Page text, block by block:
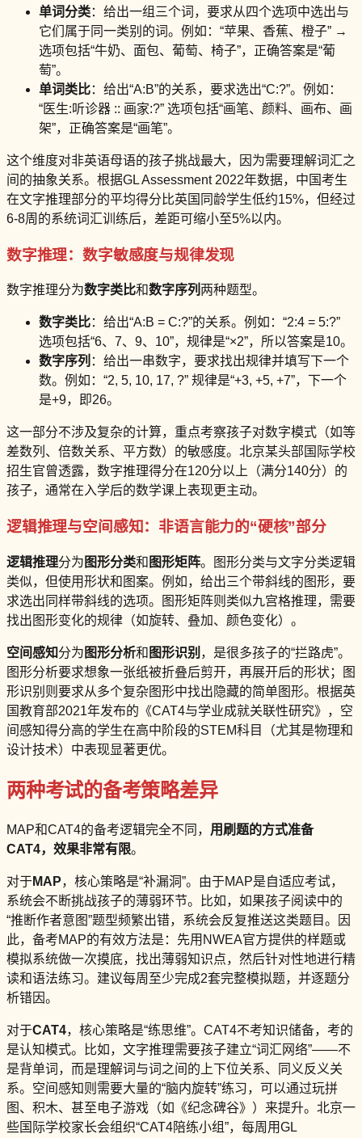
单词分类：给出一组三个词，要求从四个选项中选出与
它们属于同一类别的词。例如：“苹果、香蕉、橙子” →
选项包括“牛奶、面包、葡萄、椅子”，正确答案是“葡
萄”。
单词类比：给出“A:B”的关系，要求选出“C:?”。例如：
“医生:听诊器 :: 画家:?” 选项包括“画笔、颜料、画布、画
架”，正确答案是“画笔”。
这个维度对非英语母语的孩子挑战最大，因为需要理解词汇之
间的抽象关系。根据GL Assessment 2022年数据，中国考生
在文字推理部分的平均得分比英国同龄学生低约15%，但经过
6-8周的系统词汇训练后，差距可缩小至5%以内。
数字推理：数字敏感度与规律发现
数字推理分为数字类比和数字序列 两种题型。
数字类比：给出“A:B = C:?”的关系。例如：“2:4 = 5:?”
选项包括“6、7、9、10”，规律是“×2”，所以答案是10。
数字序列 ：给出一串数字，要求找出规律并填写下一个
数。例如：“2, 5, 10, 17, ?” 规律是“+3, +5, +7”，下一个
是+9，即26。
这一部分不涉及复杂的计算，重点考察孩子对数字模式（如等
差数列、倍数关系、平方数）的敏感度。北京某头部国际学校
招生官曾透露，数字推理得分在120分以上（满分140分）的
孩子，通常在入学后的数学课上表现更主动。
逻辑推理与空间感知：非语言能力的“硬核”部分
逻辑推理分为 图形分类和 图形矩阵。图形分类与文字分类逻辑
类似，但使用形状和图案。例如，给出三个带斜线的图形，要
求选出同样带斜线的选项。图形矩阵则类似九宫格推理，需要
找出图形变化的规律（如旋转、叠加、颜色变化）。
空间感知分为 图形分析和 图形识别 ，是很多孩子的“拦路虎”。
图形分析要求想象一张纸被折叠后剪开，再展开后的形状；图
形识别则要求从多个复杂图形中找出隐藏的简单图形。根据英
国教育部2021年发布的《CAT4与学业成就关联性研究》，空
间感知得分高的学生在高中阶段的STEM科目（尤其是物理和
设计技术）中表现显著更优。
两种考试的备考策略差异
MAP和CAT4的备考逻辑完全不同， 用刷题的方式准备
CAT4，效果非常有限。
对于MAP，核心策略是“补漏洞”。由于MAP是自适应考试，
系统会不断挑战孩子的薄弱环节。比如，如果孩子阅读中的
“推断作者意图”题型频繁出错，系统会反复推送这类题目。因
此，备考MAP的有效方法是：先用NWEA官方提供的样题或
模拟系统做一次摸底，找出薄弱知识点，然后针对性地进行精
读和语法练习。建议每周至少完成2套完整模拟题，并逐题分
析错因。
对于CAT4，核心策略是“练思维”。CAT4不考知识储备，考的
是认知模式。比如，文字推理需要孩子建立“词汇网络”——不
是背单词，而是理解词与词之间的上下位关系、同义反义关
系。空间感知则需要大量的“脑内旋转”练习，可以通过玩拼
图、积木、甚至电子游戏（如《纪念碑谷》）来提升。北京一
些国际学校家长会组织“CAT4陪练小组”，每周用GL